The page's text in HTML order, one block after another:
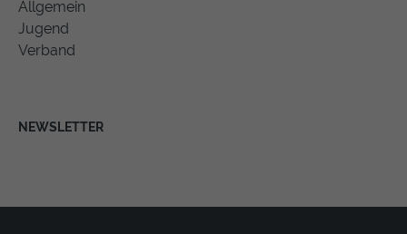
Allgemein
Jugend
Verband
NEWSLETTER